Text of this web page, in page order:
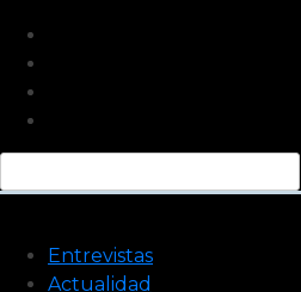
Saltar
contenido
Entrevistas
Actualidad